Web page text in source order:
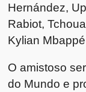
Hernández,
Rabiot,
Kylian Mbappé
O amistoso
do Mundo e